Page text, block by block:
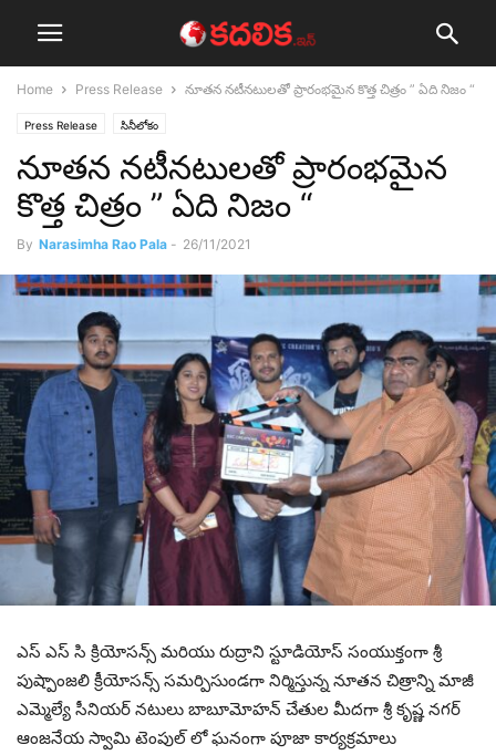
Home Press Release నూతన నటీనటులతో ప్రారంభమైన కొత్త చిత్రం ” ఏది నిజం “
Press Release సినీలోకం
నూతన నటీనటులతో ప్రారంభమైన
కొత్త చిత్రం ” ఏది నిజం “
By Narasimha Rao Pala - 26/11/2021
ఎస్ ఎస్ సి క్రియోసన్స్ మరియు రుద్రాని స్టూడియోస్ సంయుక్తంగా శ్రీ
పుష్పాంజలి క్రీయోసన్స్ సమర్పిసుండగా నిర్మిస్తున్న నూతన చిత్రాన్ని మాజీ
ఎమ్మెల్యే సీనియర్ నటులు బాబూమోహన్ చేతుల మీదగా శ్రీ కృష్ణ నగర్
ఆంజనేయ స్వామి టెంపుల్ లో ఘనంగా పూజా కార్యక్రమాలు